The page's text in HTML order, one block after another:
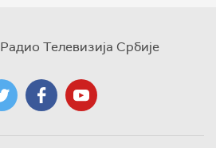
Радио Телевизија Србије